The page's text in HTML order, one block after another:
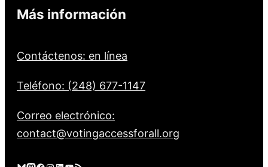
Más información
Contáctenos: en línea
Teléfono: (248) 677-1147
Correo electrónico:
contact@votingaccessforall.org